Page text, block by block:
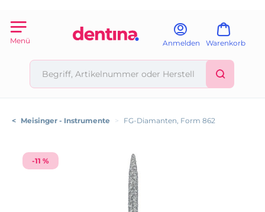
Menü Anmelden Warenkorb
< Meisinger - Instrumente > FG-Diamanten, Form 862
-11 %